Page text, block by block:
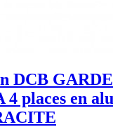
DCB
places en